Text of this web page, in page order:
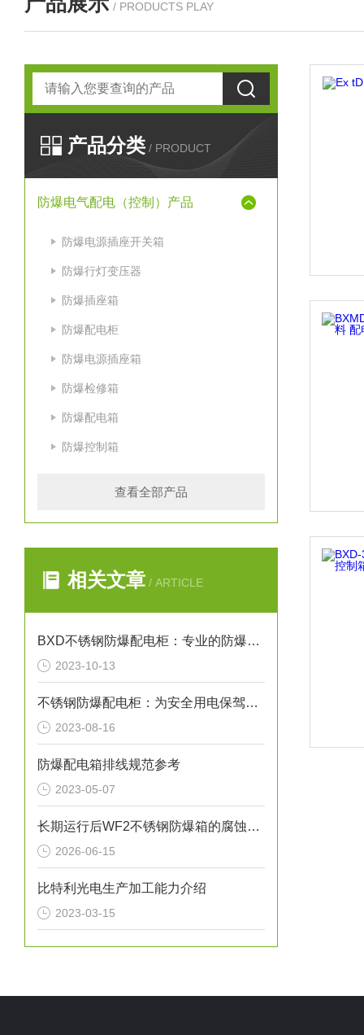
/ PRODUCTS PLAY
产品分类 / PRODUCT
防爆电气配电（控制）产品
防爆电源插座开关箱
防爆行灯变压器
防爆插座箱
防爆配电柜
防爆电源插座箱
防爆检修箱
防爆配电箱
防爆控制箱
查看全部产品
相关文章 / ARTICLE
BXD不锈钢防爆配电柜：专业的防爆照明和动力配电箱
2023-10-13
不锈钢防爆配电柜：为安全用电保驾护航
2023-08-16
防爆配电箱排线规范参考
2023-05-07
长期运行后WF2不锈钢防爆箱的腐蚀点检查方法
2026-06-15
比特利光电生产加工能力介绍
2023-03-15